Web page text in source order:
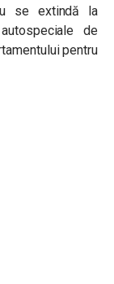
se extindă la
de
pentru